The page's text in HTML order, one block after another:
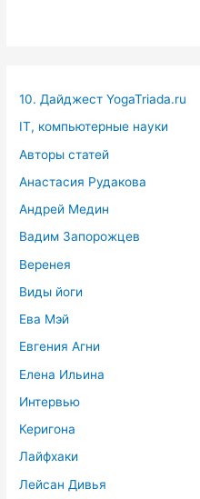
10. Дайджест YogaTriada.ru
IT, компьютерные науки
Авторы статей
Анастасия Рудакова
Андрей Медин
Вадим Запорожцев
Веренея
Виды йоги
Ева Мэй
Евгения Агни
Елена Ильина
Интервью
Керигона
Лайфхаки
Лейсан Дивья